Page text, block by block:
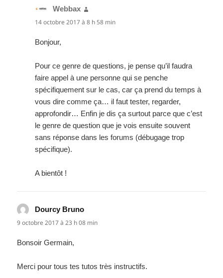
Webbax
14 octobre 2017 à 8 h 58 min
Bonjour,
Pour ce genre de questions, je pense qu’il faudra
faire appel à une personne qui se penche
spécifiquement sur le cas, car ça prend du temps à
vous dire comme ça… il faut tester, regarder,
approfondir… Enfin je dis ça surtout parce que c’est
le genre de question que je vois ensuite souvent
sans réponse dans les forums (débugage trop
spécifique).
A bientôt !
Dourcy Bruno
9 octobre 2017 à 23 h 08 min
Bonsoir Germain,
Merci pour tous tes tutos très instructifs.